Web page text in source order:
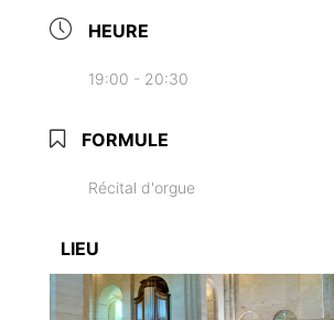
HEURE
19:00 - 20:30
FORMULE
Récital d'orgue
LIEU